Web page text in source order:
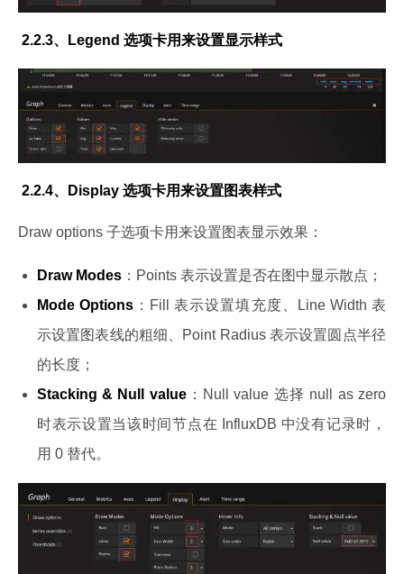
2.2.3、Legend 选项卡用来设置显示样式
2.2.4、Display 选项卡用来设置图表样式
Draw options 子选项卡用来设置图表显示效果：
Draw Modes：Points 表示设置是否在图中显示散点；
Mode Options：Fill 表示设置填充度、Line Width 表
示设置图表线的粗细、Point Radius 表示设置圆点半径
的长度；
Stacking & Null value：Null value 选择 null as zero
时表示设置当该时间节点在 InfluxDB 中没有记录时，
用 0 替代。